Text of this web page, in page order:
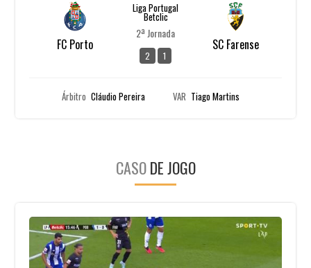
FC Porto
Liga Portugal
Betclic
2ª Jornada
2 1
SC Farense
Árbitro Cláudio Pereira VAR Tiago Martins
CASODE JOGO